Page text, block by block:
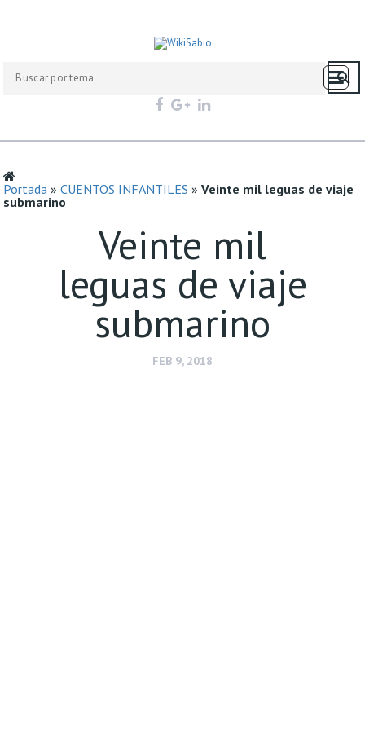
Portada »CUENTOS INFANTILES »Veinte mil leguas de viaje
submarino
Veinte mil
leguas de viaje
submarino
FEB 9, 2018